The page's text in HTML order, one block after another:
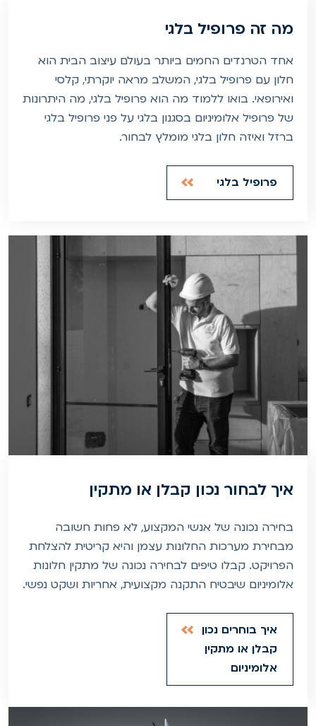
מה זה פרופיל בלגי
אחד הטרנדים החמים ביותר בעולם עיצוב הבית הוא
חלון עם פרופיל בלגי, המשלב מראה יוקרתי, קלסי
ואירופאי. בואו ללמוד מה הוא פרופיל בלגי, מה היתרונות
של פרופיל אלומיניום בסגנון בלגי על פני פרופיל בלגי
ברזל ואיזה חלון בלגי מומלץ לבחור.
פרופיל בלגי
איך לבחור נכון קבלן או מתקין
בחירה נכונה של אנשי המקצוע, לא פחות חשובה
מבחירת מערכות החלונות עצמן והיא קריטית להצלחת
הפרויקט. קבלו טיפים לבחירה נכונה של מתקין חלונות
אלומיניום שיבטיח התקנה מקצועית, אחריות ושקט נפשי.
איך בוחרים נכון
קבלן או מתקין
אלומיניום